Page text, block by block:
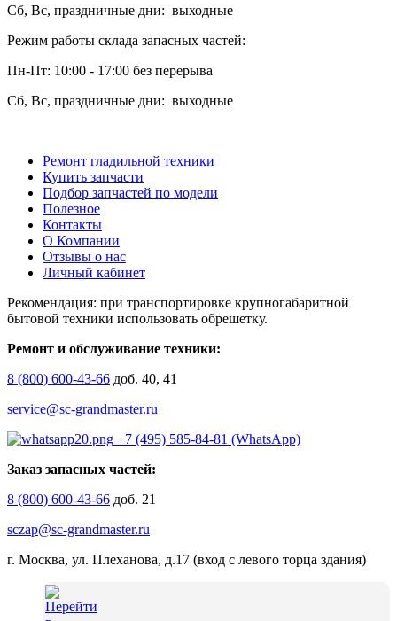
Сб, Вс, праздничные дни: выходные
Режим работы склада запасных частей:
Пн-Пт: 10:00 - 17:00 без перерыва
Сб, Вс, праздничные дни: выходные
Ремонт гладильной техники
Купить запчасти
Подбор запчастей по модели
Полезное
Контакты
О Компании
Отзывы о нас
Личный кабинет
Рекомендация: при транспортировке крупногабаритной
бытовой техники использовать обрешетку.
Ремонт и обслуживание техники:
8 (800) 600-43-66 доб. 40, 41
service@sc-grandmaster.ru
+7 (495) 585-84-81 (WhatsApp)
Заказ запасных частей:
8 (800) 600-43-66 доб. 21
sczap@sc-grandmaster.ru
г. Москва, ул. Плеханова, д.17 (вход с левого торца здания)